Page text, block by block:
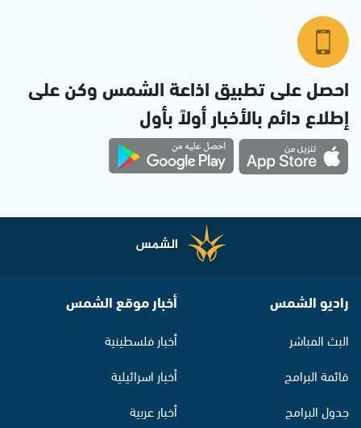
احصل على تطبيق اذاعة الشمس وكن على
إطلاع دائم بالأخبار أولاً بأول
راديو الشمس
البث المباشر
قائمة البرامج
جدول البرامج
أخبار موقع الشمس
أخبار فلسطينية
أخبار اسرائيلية
أخبار عربية